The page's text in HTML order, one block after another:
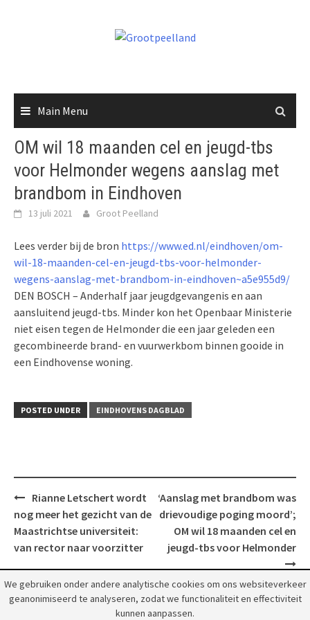
Main Menu
OM wil 18 maanden cel en jeugd-tbs
voor Helmonder wegens aanslag met
brandbom in Eindhoven
13 juli 2021 Groot Peelland
Lees verder bij de bron https://www.ed.nl/eindhoven/om-
wil-18-maanden-cel-en-jeugd-tbs-voor-helmonder-
wegens-aanslag-met-brandbom-in-eindhoven~a5e955d9/
DEN BOSCH – Anderhalf jaar jeugdgevangenis en aan
aansluitend jeugd-tbs. Minder kon het Openbaar Ministerie
niet eisen tegen de Helmonder die een jaar geleden een
gecombineerde brand- en vuurwerkbom binnen gooide in
een Eindhovense woning.
POSTED UNDER EINDHOVENS DAGBLAD
Post
navigation
Rianne Letschert wordt
nog meer het gezicht van de
Maastrichtse universiteit:
van rector naar voorzitter
‘Aanslag met brandbom was
drievoudige poging moord’;
OM wil 18 maanden cel en
jeugd-tbs voor Helmonder
We gebruiken onder andere analytische cookies om ons websiteverkeer
geanonimiseerd te analyseren, zodat we functionaliteit en effectiviteit
kunnen aanpassen.